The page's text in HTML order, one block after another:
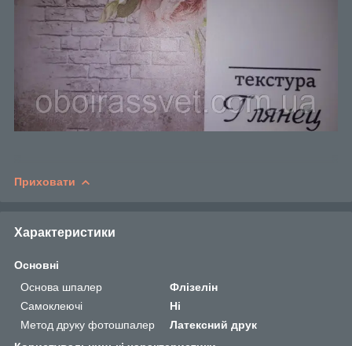
Приховати
Характеристики
Основні
Основа шпалер
Флізелін
Самоклеючі
Ні
Метод друку фотошпалер
Латексний друк